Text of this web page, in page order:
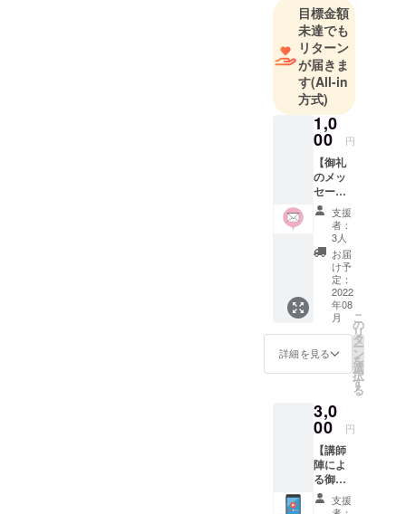
目標金額
未達でも
リターン
が届きま
す(All-in
方式)
1,0
00 円
【御礼
のメッ
セー
ジ】 プ
ロジェ
クト終
了後、
御礼の
メール
を送ら
せてい
ただき
ます。
支援
者：
3人
お届
け予
定：
2022
年08
月
詳細を見る
こ
の
リ
タ
ー
ン
を
選
択
す
る
3,0
00 円
【講師
陣によ
る御礼
の動画
メッ支援